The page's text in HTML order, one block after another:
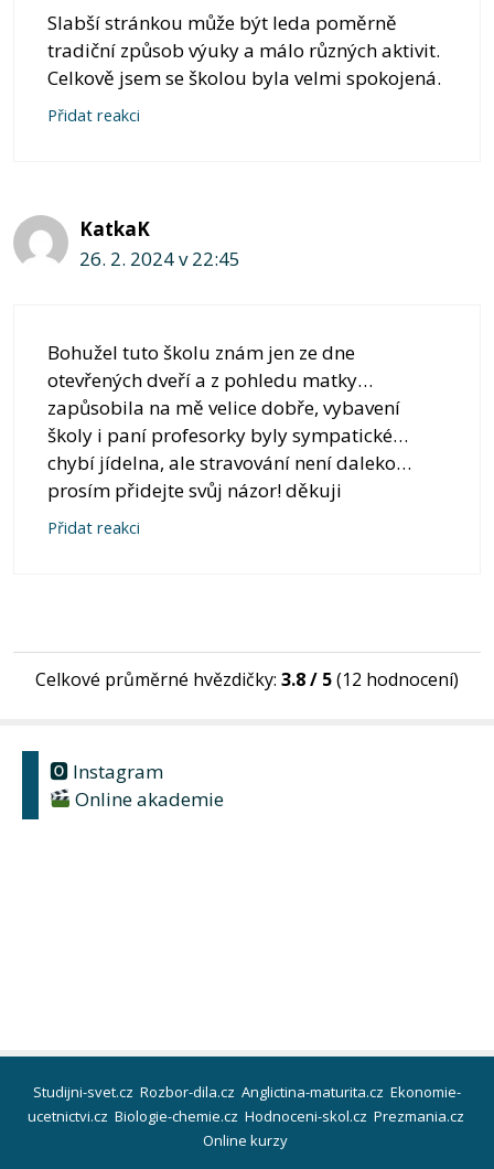
Slabší stránkou může být leda poměrně
tradiční způsob výuky a málo různých aktivit.
Celkově jsem se školou byla velmi spokojená.
Přidat reakci
KatkaK
26. 2. 2024 v 22:45
Bohužel tuto školu znám jen ze dne
otevřených dveří a z pohledu matky…
zapůsobila na mě velice dobře, vybavení
školy i paní profesorky byly sympatické…
chybí jídelna, ale stravování není daleko…
prosím přidejte svůj názor! děkuji
Přidat reakci
Celkové průměrné hvězdičky: 3.8 / 5(12 hodnocení)
🅾 Instagram
Online akademie
Studijni-svet.cz Rozbor-dila.cz Anglictina-maturita.cz Ekonomie-
ucetnictvi.cz Biologie-chemie.cz Hodnoceni-skol.cz Prezmania.cz
Online kurzy